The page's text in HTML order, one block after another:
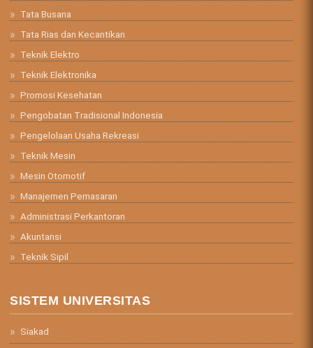
Tata Busana
Tata Rias dan Kecantikan
Teknik Elektro
Teknik Elektronika
Promosi Kesehatan
Pengobatan Tradisional Indonesia
Pengelolaan Usaha Rekreasi
Teknik Mesin
Mesin Otomotif
Manajemen Pemasaran
Administrasi Perkantoran
Akuntansi
Teknik Sipil
SISTEM UNIVERSITAS
Siakad